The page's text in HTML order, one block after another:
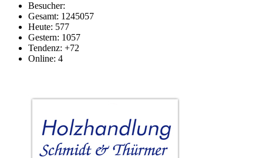
Besucher:
Gesamt: 1245057
Heute: 577
Gestern: 1057
Tendenz: +72
Online: 4